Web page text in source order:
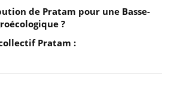
de Pratam pour une Basse-
?
lectif Pratam :